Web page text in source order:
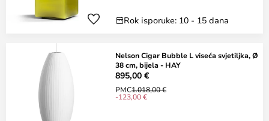
Rok isporuke: 10 - 15 dana
Nelson Cigar Bubble L viseća svjetiljka, Ø
38 cm, bijela - HAY
895,00 €
PMC1.018,00 €
-123,00 €